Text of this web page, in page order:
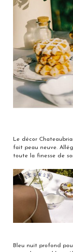
Le décor
fait peau neuve.
toute la finesse de
Bleu nuit profond